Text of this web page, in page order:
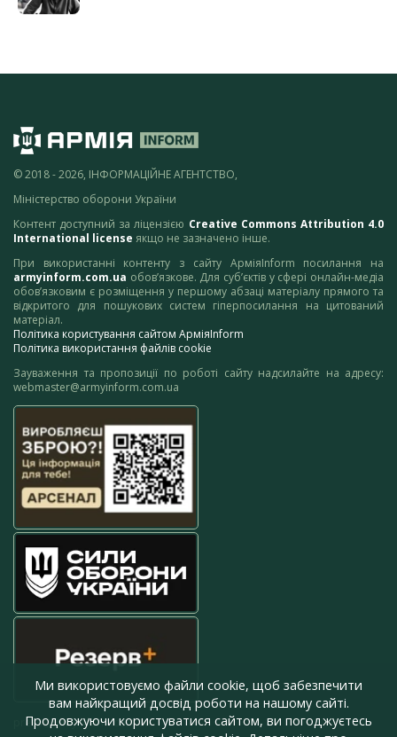
© 2018 - 2026, ІНФОРМАЦІЙНЕ АГЕНТСТВО,
Міністерство оборони України
Контент доступний за ліцензією Creative Commons Attribution 4.0
International license якщо не зазначено інше.
При використанні контенту з сайту АрміяInform посилання на
armyinform.com.ua обов’язкове. Для суб’єктів у сфері онлайн-медіа
обов’язковим є розміщення у першому абзаці матеріалу прямого та
відкритого для пошукових систем гіперпосилання на цитований
матеріал.
Політика користування сайтом АрміяInform
Політика використання файлів cookie
Зауваження та пропозиції по роботі сайту надсилайте на адресу:
webmaster@armyinform.com.ua
press@armyinform.com.ua
Ми використовуємо файли cookie, щоб забезпечити
вам найкращий досвід роботи на нашому сайті.
Продовжуючи користуватися сайтом, ви погоджуєтесь